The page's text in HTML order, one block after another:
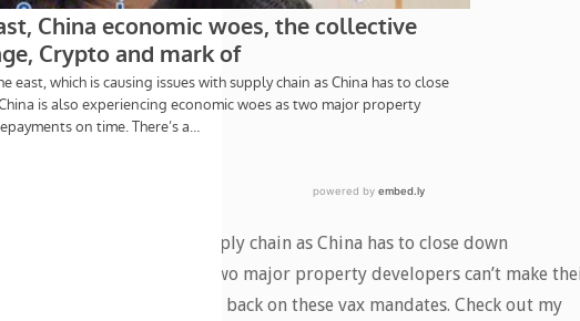
is causing issues with supply chain as China has to close down
economic woes as two major property developers can’t make
in the collective, fighting back on these vax mandates. Check out my